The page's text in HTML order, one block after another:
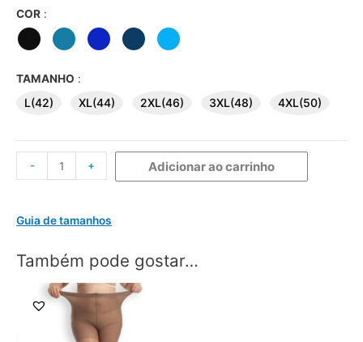
COR :
TAMANHO :
L(42) XL(44) 2XL(46) 3XL(48) 4XL(50)
- + Adicionar ao carrinho
Guia de tamanhos
Também pode gostar…